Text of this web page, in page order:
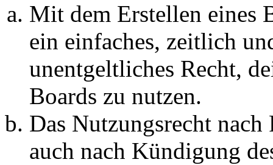
Mit dem Erstellen eines
ein einfaches, zeitlich
unentgeltliches Recht,
Boards zu nutzen.
Das Nutzungsrecht
auch nach Kündigung